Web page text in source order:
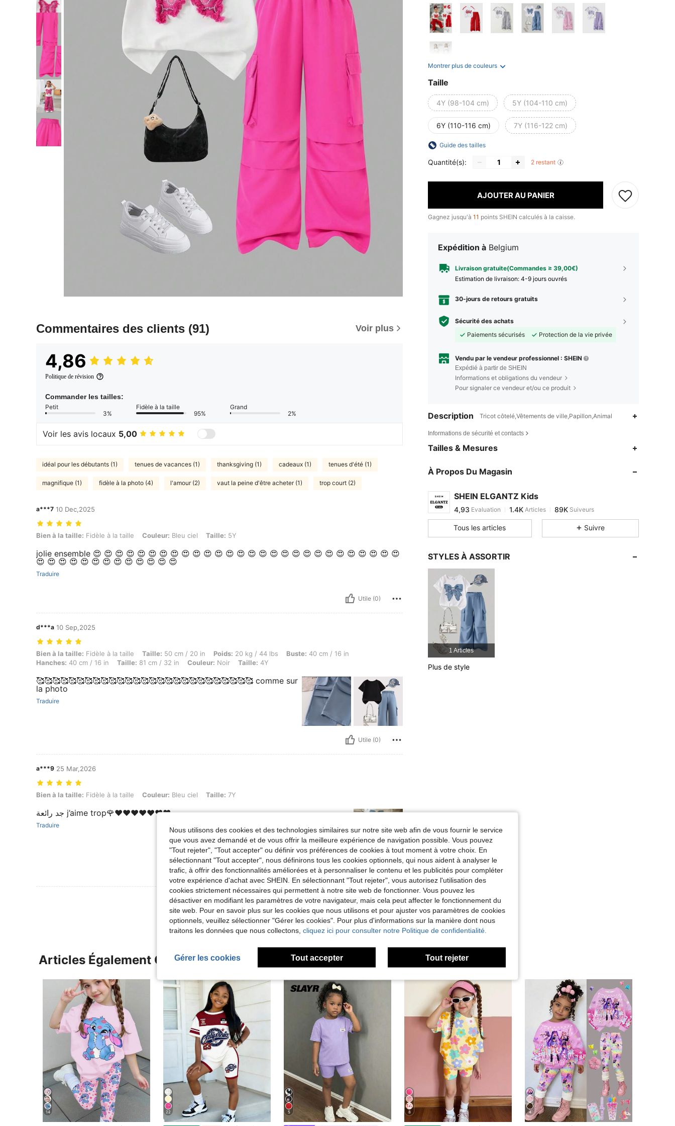
Commentaires des clients (91) Voir plus
4,86
Politique de révision
Commander les tailles:
Petit
3%
Fidèle à la taille
95%
Grand
2%
Voir les avis locaux 5,00
idéal pour les débutants (1) tenues de vacances (1) thanksgiving (1) cadeaux (1) tenues d'été (1)
magnifique (1) fidèle à la photo (4) l'amour (2) vaut la peine d'être acheter (1) trop court (2)
a***7 10 Dec,2025
Bien à la taille: Fidèle à la taille, Couleur: Bleu ciel, Taille: 5Y
Bien à la taille: Fidèle à la taille Couleur: Bleu ciel Taille: 5Y
jolie ensemble 😍 😍 😍 😍 😍 😍 😍 😍 😍 😍 😍 😍 😍 😍 😍 😍 😍 😍 😍 😍 😍 😍 😍 😍 😍 😍 😍 😍
😍 😍 😍 😍 😍 😍 😍 😍 😍 😍 😍 😍 😍
Traduire
Utile (0)
d***a 10 Sep,2025
Bien à la taille: Fidèle à la taille, Taille: 50 cm / 20 in, Poids: 20 kg / 44 lbs, Buste: 40 cm / 16 in, Hanches: 40 cm / 16 in, Taille: 81 cm / 32 in, Couleur: Noir, Taille: 4Y
Bien à la taille: Fidèle à la taille Taille: 50 cm / 20 in Poids: 20 kg / 44 lbs Buste: 40 cm / 16 in
Hanches: 40 cm / 16 in Taille: 81 cm / 32 in Couleur: Noir Taille: 4Y
🥰🥰🥰🥰🥰🥰🥰🥰🥰🥰🥰🥰🥰🥰🥰🥰🥰🥰🥰🥰🥰🥰🥰🥰🥰🥰🥰 comme sur
la photo
Traduire
Utile (0)
a***9 25 Mar,2026
Bien à la taille: Fidèle à la taille, Couleur: Bleu ciel, Taille: 7Y
Bien à la taille: Fidèle à la taille Couleur: Bleu ciel Taille: 7Y
جد رائعة j’aime trop🌹❤️❤️❤️❤️❤️❤️❤️
Traduire
Utile (0)
Voir Plus D'avis
Montrer plus de couleurs
Taille
4Y (98-104 cm) 5Y (104-110 cm)
6Y (110-116 cm) 7Y (116-122 cm)
Guide des tailles
Quantité(s): 2 restant
AJOUTER AU PANIER
Gagnez jusqu'à 11 points SHEIN calculés à la caisse.
Expédition à Belgium
Livraison gratuite(Commandes ≥ 39,00€)
Estimation de livraison: 4-9 jours ouvrés
30-jours de retours gratuits
Sécurité des achats
Paiements sécurisés
Protection de la vie privée
Vendu par le vendeur professionnel : SHEIN
Expédié à partir de SHEIN
Informations et obligations du vendeur
Pour signaler ce vendeur et/ou ce produit
Description Tricot côtelé,Vêtements de ville,Papillon,Animal
Informations de sécurité et contacts
Tailles & Mesures
À Propos Du Magasin
SHEIN ELGANTZ Kids
m***aest en train de naviguer
Tous les articles Suivre
STYLES À ASSORTIR
1 Articles
Plus de style
Articles Également Consultés
14 22 5 8 4
Nous utilisons des cookies et des technologies similaires sur notre site web afin de vous fournir le service
que vous avez demandé et de vous offrir la meilleure expérience de navigation possible. Vous pouvez
"Tout rejeter", "Tout accepter" ou définir vos préférences de cookies à tout moment à votre choix. En
sélectionnant "Tout accepter", nous définirons tous les cookies optionnels, qui nous aident à analyser le
trafic, à offrir des fonctionnalités améliorées et à personnaliser le contenu et les publicités pour compléter
votre expérience d'achat avec SHEIN. En sélectionnant "Tout rejeter", vous autorisez l'utilisation des
cookies strictement nécessaires qui permettent à notre site web de fonctionner. Vous pouvez les
désactiver en modifiant les paramètres de votre navigateur, mais cela peut affecter le fonctionnement du
site web. Pour en savoir plus sur les cookies que nous utilisons et pour ajuster vos paramètres de cookies
optionnels, veuillez sélectionner "Gérer les cookies". Pour plus d'informations sur la manière dont nous
traitons les données que nous collectons, cliquez ici pour consulter notre Politique de confidentialité.
Gérer les cookies Tout accepter Tout rejeter